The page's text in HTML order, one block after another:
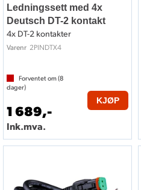
Ledningssett med 4x
Deutsch DT-2 kontakt
4x DT-2 kontakter
Varenr 2PINDTX4
Forventet om (8
dager)
1 689,-
Ink.mva.
KJØP